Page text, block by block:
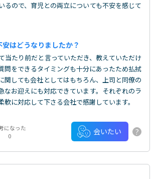
るので、育児との両立についても不安を感じて
はどうなりましたか？
当たり前だと言っていただき、教えていただけ
問をできるタイミングも十分にあったため払拭
関しても会社としてはもちろん、上司と同僚の
なお迎えにも対応できています。それぞれのラ
軟に対応して下さる会社で感謝しています。
になった
0
会いたい ?